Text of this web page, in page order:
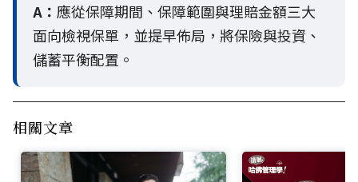
A： 應從保障期間、保障範圍與理賠金額三大
面向檢視保單，並提早佈局，將保險與投資、
儲蓄平衡配置。
相關文章